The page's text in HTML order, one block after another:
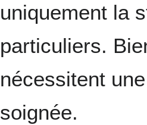
uniquement la
particuliers.
nécessitent
soignée.